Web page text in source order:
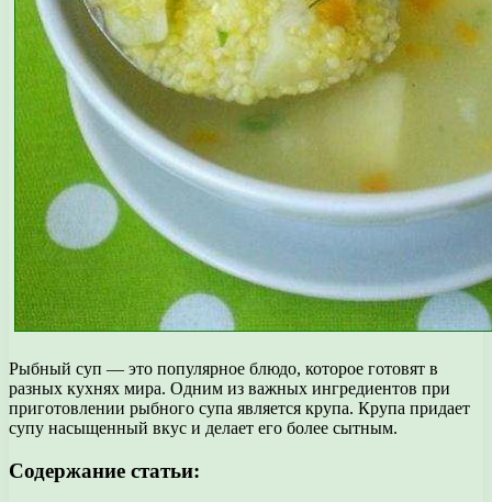
Рыбный суп — это популярное блюдо, которое готовят в
разных кухнях мира. Одним из важных ингредиентов при
приготовлении рыбного супа является крупа. Крупа придает
супу насыщенный вкус и делает его более сытным.
Содержание статьи: